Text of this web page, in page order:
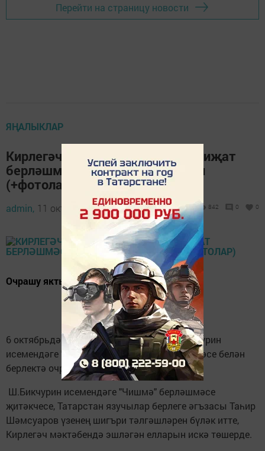
Перейти на страницу новости
ЯҢАЛЫКЛАР
Кирлегәч мәктәбендә «Чишмә» иҗат
берләшмәсе белән очрашу узды
(+фотолар)
admin, 11 октябрь 2022 - 14:16 842 0 0
Очрашу якты тәэсирләр белән истә калган.
6 октябрьдә Кирлегәч мәктәбендә Ш.Бикчурин
исемендәге "Чишмә" әдәбит-иҗат берләшмәсе белән
берлектә очрашу кичәсе узды.
Ш.Бикчурин исемендәге "Чишмә" берләшмәсе
җитәкчесе, Татарстан язучылар берлеге әгъзасы Таһир
Шәмсуаров үзенең шигъри тәлгәшләрен бүләк итте,
Кирлегәч мәктәбендә эшләгән елларын искә төшерде.